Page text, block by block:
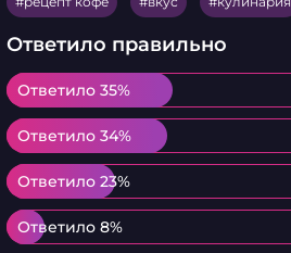
Ответило правильно
Ответило 35%
Ответило 35%
Ответило 34%
Ответило 34%
Ответило 23%
Ответило 23%
Ответило 8%
Ответило 8%